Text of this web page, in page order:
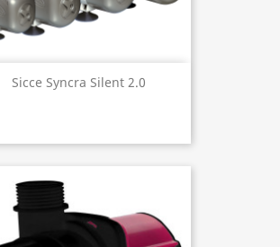
Sicce Syncra Silent 2.0